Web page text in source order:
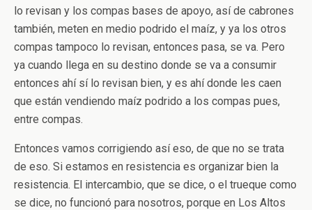
lo revisan y los compas bases de apoyo, así de cabrones
también, meten en medio podrido el maíz, y ya los otros
compas tampoco lo revisan, entonces pasa, se va. Pero
ya cuando llega en su destino donde se va a consumir
entonces ahí sí lo revisan bien, y es ahí donde les caen
que están vendiendo maíz podrido a los compas pues,
entre compas.
Entonces vamos corrigiendo así eso, de que no se trata
de eso. Si estamos en resistencia es organizar bien la
resistencia. El intercambio, que se dice, o el trueque como
se dice, no funcionó para nosotros, porque en Los Altos